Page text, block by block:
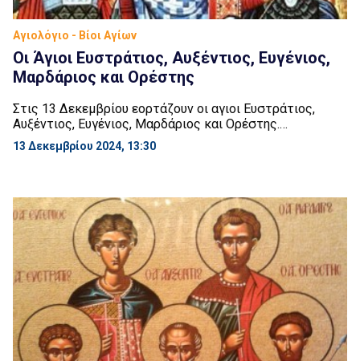
Αγιολόγιο - Βίοι Αγίων
Οι Άγιοι Ευστράτιος, Αυξέντιος, Ευγένιος,
Μαρδάριος και Ορέστης
Στις 13 Δεκεμβρίου εορτάζουν οι αγιοι Ευστράτιος,
Αυξέντιος, Ευγένιος, Μαρδάριος και Ορέστης.
Μαρτύρησαν κατά το σκληρό διωγμό των χριστιανών
επί Διοκλητιανού. Ο Ευστράτιος, που ήταν ανώτερος
έστειλε στον έπαρχο Αγρικόλα. Φημισμένος αυτός για
την ωμότητά του απέναντι στους […]
13 Δεκεμβρίου 2024, 13:30